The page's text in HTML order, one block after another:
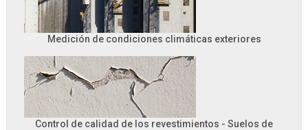
Medición de condiciones climáticas exteriores
Control de calidad de los revestimientos - Suelos de